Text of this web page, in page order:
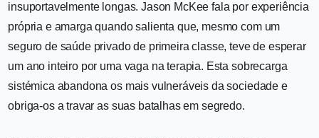
insuportavelmente longas. Jason McKee fala por experiência
própria e amarga quando salienta que, mesmo com um
seguro de saúde privado de primeira classe, teve de esperar
um ano inteiro por uma vaga na terapia. Esta sobrecarga
sistémica abandona os mais vulneráveis da sociedade e
obriga-os a travar as suas batalhas em segredo.